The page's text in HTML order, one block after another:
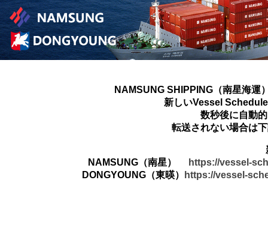
NAMSUNG SHIPPING（南星海運
新しいVessel
数秒後に自動
転送されない場合は
NAMSUNG（南星）
https://vessel-
DONGYOUNG（東暎）
https://vessel-